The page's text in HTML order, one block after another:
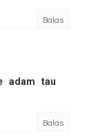
Balas
adam tau
Balas